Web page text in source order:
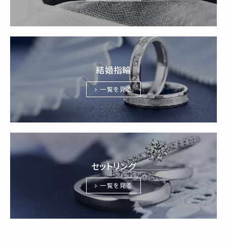
結婚指輪
一覧を見る
セットリング
一覧を見る